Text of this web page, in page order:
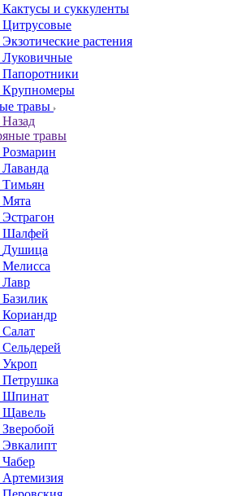
Кактусы и суккуленты
Цитрусовые
Экзотические растения
Луковичные
Папоротники
Крупномеры
травы
Назад
травы
Розмарин
Лаванда
Тимьян
Мята
Эстрагон
Шалфей
Душица
Мелисса
Лавр
Базилик
Кориандр
Салат
Сельдерей
Укроп
Петрушка
Шпинат
Щавель
Зверобой
Эвкалипт
Чабер
Артемизия